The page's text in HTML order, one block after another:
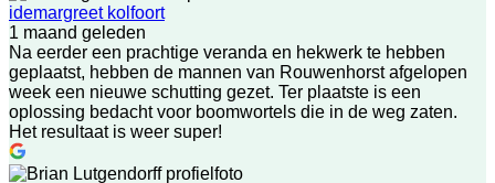
idemargreet kolfoort
1 maand geleden
Na eerder een prachtige veranda en hekwerk te hebben
geplaatst, hebben de mannen van Rouwenhorst afgelopen
week een nieuwe schutting gezet. Ter plaatste is een
oplossing bedacht voor boomwortels die in de weg zaten.
Het resultaat is weer super!